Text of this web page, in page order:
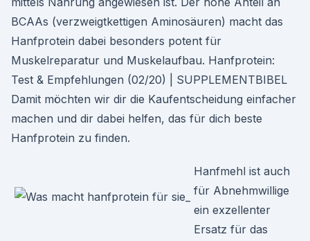
BCAAs (verzweigtkettigen Aminosäuren) macht das
Hanfprotein dabei besonders potent für
Muskelreparatur und Muskelaufbau. Hanfprotein:
Test & Empfehlungen (02/20) | SUPPLEMENTBIBEL
Damit möchten wir dir die Kaufentscheidung einfacher
machen und dir dabei helfen, das für dich beste
Hanfprotein zu finden.
Hanfmehl ist auch
für Abnehmwillige
ein exzellenter
Ersatz für das